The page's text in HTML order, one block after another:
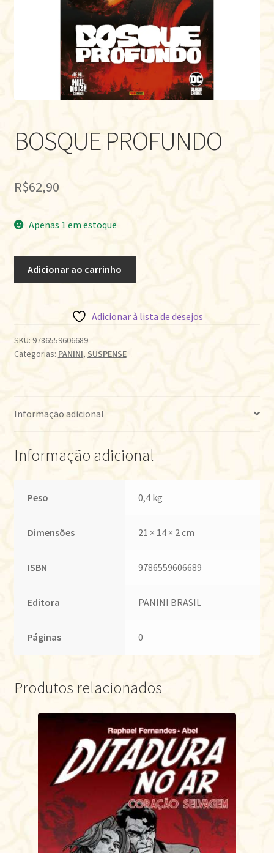
BOSQUE PROFUNDO
R$62,90
Apenas 1 em estoque
Adicionar ao carrinho
Adicionar à lista de desejos
SKU: 9786559606689
Categorias: PANINI, SUSPENSE
Informação adicional
Informação adicional
Peso 0,4 kg
Dimensões 21 × 14 × 2 cm
ISBN 9786559606689
Editora PANINI BRASIL
Páginas 0
Produtos relacionados